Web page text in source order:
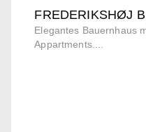
FREDERIKSHØJ
Elegantes Bauernhaus
Appartments....